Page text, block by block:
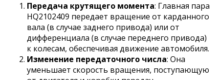
Передача крутящего момента: Главная пара
HQ2102409 передает вращение от карданного
вала (в случае заднего привода) или от
дифференциала (в случае переднего привода)
к колесам, обеспечивая движение автомобиля.
Изменение передаточного числа: Она
уменьшает скорость вращения, поступающую